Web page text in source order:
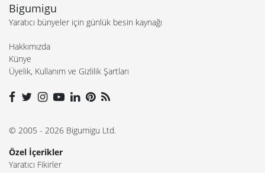
Bigumigu
Yaratıcı bünyeler için günlük besin kaynağı
Hakkımızda
Künye
Üyelik, Kullanım ve Gizlilik Şartları
© 2005 - 2026 Bigumigu Ltd.
Özel İçerikler
Yaratıcı Fikirler